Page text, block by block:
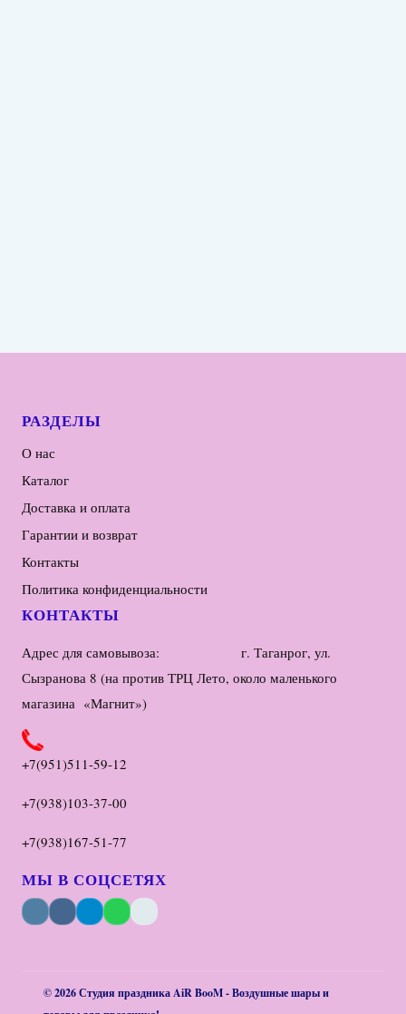
РАЗДЕЛЫ
О нас
Каталог
Доставка и оплата
Гарантии и возврат
Контакты
Политика конфиденциальности
КОНТАКТЫ
Адрес для самовывоза: г. Таганрог, ул.
Сызранова 8 (на против ТРЦ Лето, около маленького
магазина «Магнит»)
+7(951)511-59-12
+7(938)103-37-00
+7(938)167-51-77
МЫ В СОЦСЕТЯХ
© 2026 Студия праздника AiR BooM - Воздушные шары и